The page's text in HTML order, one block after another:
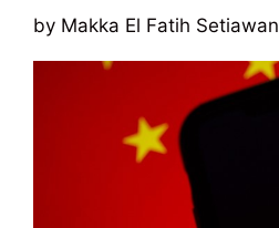
by Makka El Fatih Setiawan